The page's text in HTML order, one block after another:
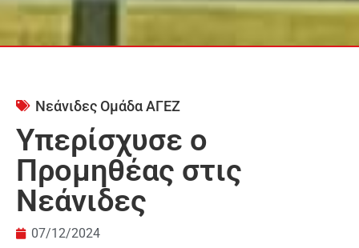
Νεάνιδες Ομάδα ΑΓΕΖ
Υπερίσχυσε ο
Προμηθέας στις
Νεάνιδες
07/12/2024